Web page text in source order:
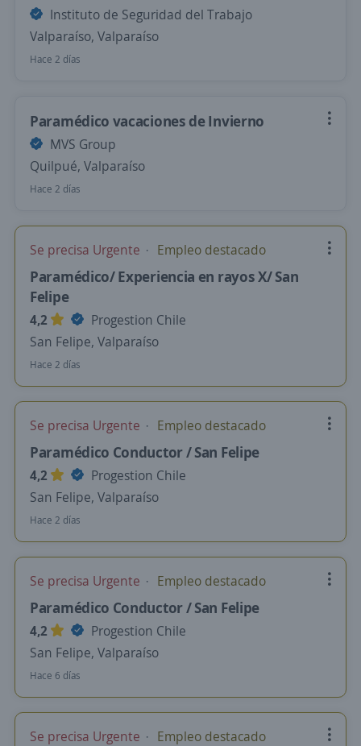
Instituto de Seguridad del Trabajo
Valparaíso, Valparaíso
Hace 2 días
Paramédico vacaciones de Invierno
MVS Group
Quilpué, Valparaíso
Hace 2 días
Se precisa Urgente Empleo destacado
Paramédico/ Experiencia en rayos X/ San
Felipe
4,2
Progestion Chile
San Felipe, Valparaíso
Hace 2 días
Se precisa Urgente Empleo destacado
Paramédico Conductor / San Felipe
4,2
Progestion Chile
San Felipe, Valparaíso
Hace 2 días
Se precisa Urgente Empleo destacado
Paramédico Conductor / San Felipe
4,2
Progestion Chile
San Felipe, Valparaíso
Hace 6 días
Se precisa Urgente Empleo destacado